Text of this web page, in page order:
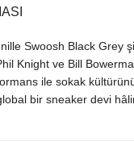
Swoosh Black Grey
Knight ve Bill
ile sokak
bir sneaker devi
size ulaştırılır.